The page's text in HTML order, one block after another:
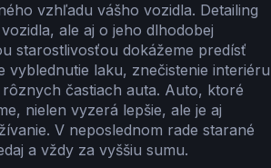
vzhľadu vášho vozidla. Detailing
ale aj o jeho dlhodobej
starostlivosťou dokážeme predísť
vyblednutie laku, znečistenie interiéru
častiach auta. Auto, ktoré
nielen vyzerá lepšie, ale je aj
V neposlednom rade starané
a vždy za vyššiu sumu.